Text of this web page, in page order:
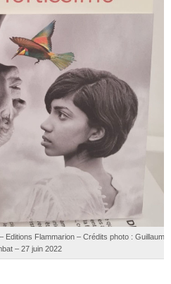
Editions Flammarion – Crédits photo : Guillaume
– 27 juin 2022